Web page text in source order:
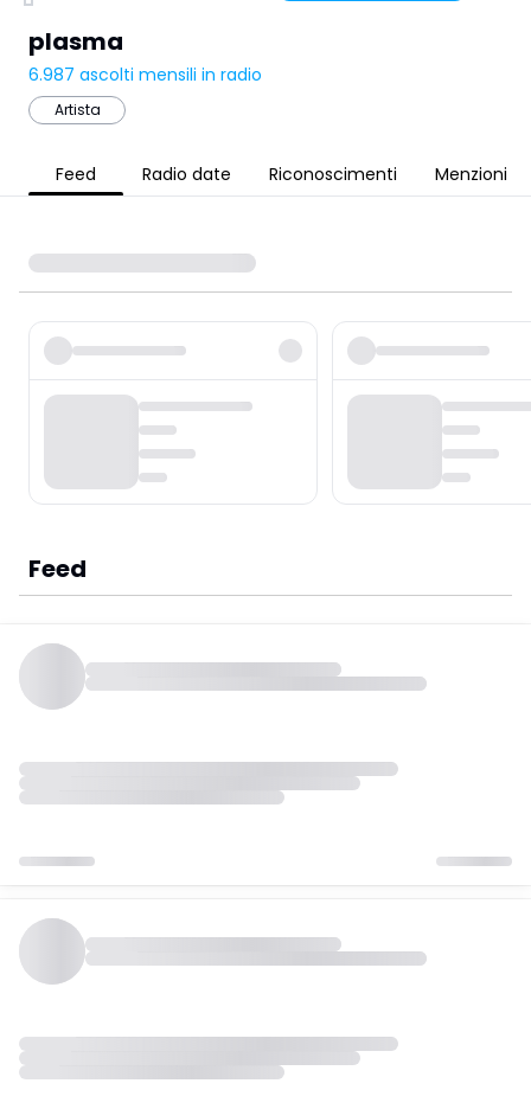
plasma
6.987 ascolti mensili in radio
Artista
Feed Radio date Riconoscimenti Menzioni
Feed